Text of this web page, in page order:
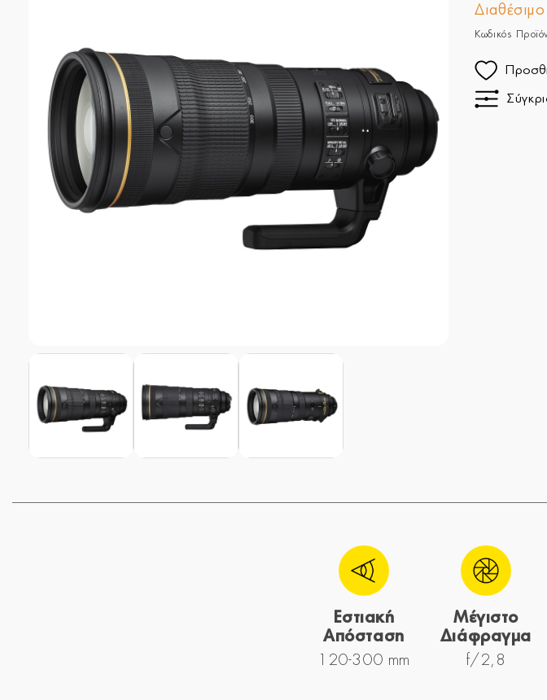
Κωδικός
Εστιακή
Απόσταση
120-300 mm
Μέγιστο
Διάφραγμα
f/2,8